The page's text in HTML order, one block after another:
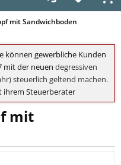
mit Sandwichboden
können gewerbliche Kunden
mit der neuen degressiven
steuerlich geltend machen.
ihrem Steuerberater
mit